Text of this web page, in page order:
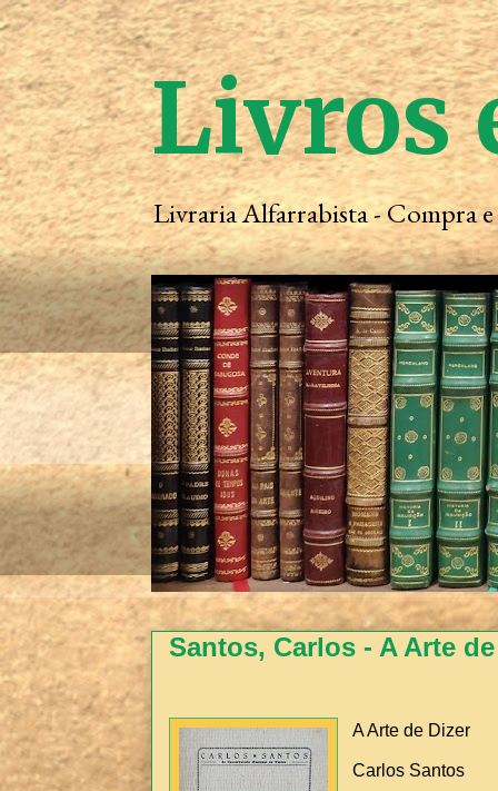
Livros
Livraria Alfarrabista - Compra
Santos, Carlos - A Arte
A Arte de Dizer
Carlos Santos